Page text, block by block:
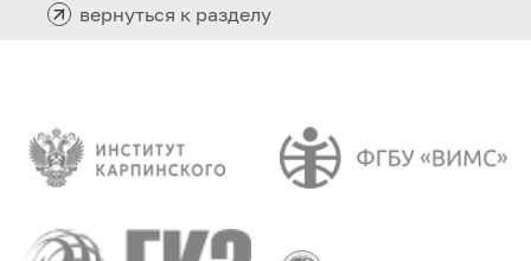
вернуться к разделу